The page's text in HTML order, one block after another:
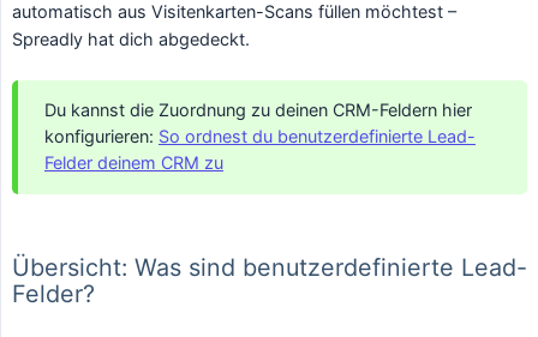
automatisch aus Visitenkarten-Scans füllen möchtest –
Spreadly hat dich abgedeckt.
Du kannst die Zuordnung zu deinen CRM-Feldern hier
konfigurieren: So ordnest du benutzerdefinierte Lead-
Felder deinem CRM zu
Übersicht: Was sind benutzerdefinierte Lead-
Felder?